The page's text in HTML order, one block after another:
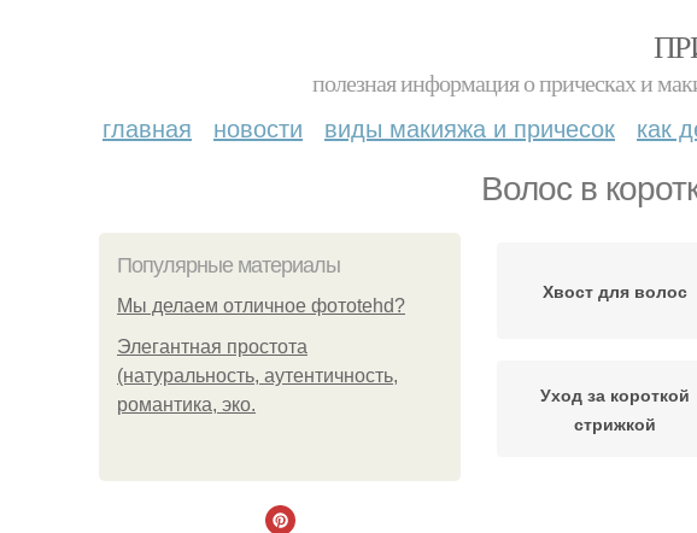
полезная информация о прическах и
главная новости виды макияжа и причесок как
Волос в
Популярные материалы
Мы делаем отличное фотоtehd?
Элегантная простота
(натуральность, аутентичность,
романтика, эко.
Хвост для волос
Уход за короткой
стрижкой